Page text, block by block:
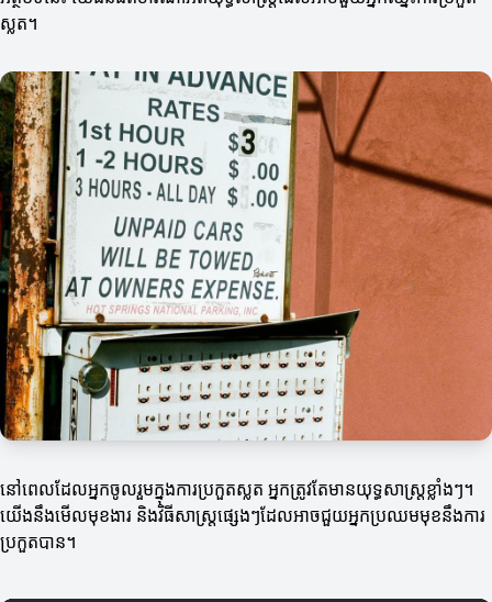
ស្លត។
នៅពេលដែលអ្នកចូលរួមក្នុងការប្រកួតស្លត អ្នកត្រូវតែមានយុទ្ធសាស្ត្រខ្លាំងៗ។
យើងនឹងមើលមុខងារ និងវិធីសាស្ត្រផ្សេងៗដែលអាចជួយអ្នកប្រឈមមុខនឹងការ
ប្រកួតបាន។